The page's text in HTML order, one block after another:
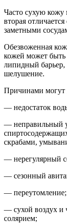
Часто сухую кожу
вторая
заметными
Обезвоженная
кожей может
липидный барьер,
шелушение.
Причинами могут
— недостаток
— неправильный
скрабами,
— нерегулярный
— сезонный
— переутомление;
— сухой воздух и
солярием;